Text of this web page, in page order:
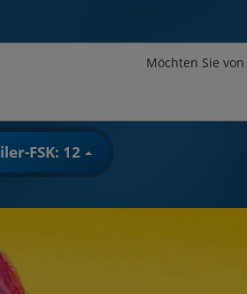
Möchten Sie von
FSK: 12